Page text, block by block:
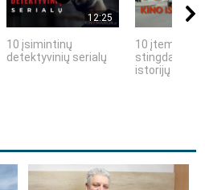
12:25
10 įsimintinų
detektyvinių serialų
10 įtemptų,
stingdančių
istorijų